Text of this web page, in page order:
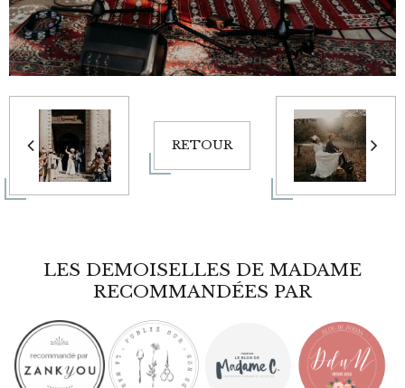
RETOUR
LES DEMOISELLES DE MADAME
RECOMMANDÉES PAR